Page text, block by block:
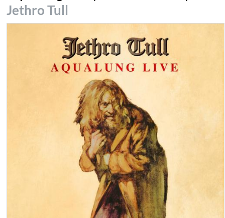
Jethro Tull